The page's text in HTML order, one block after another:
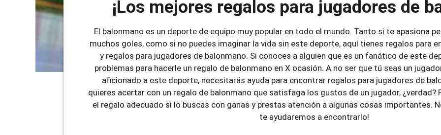
¡Los mejores regalos para jugadores de
El balonmano es un deporte de equipo muy popular en todo el mundo. Tanto si te apasiona
muchos goles, como si no puedes imaginar la vida sin este deporte, aquí tienes regalos para
y regalos para jugadores de balonmano. Si conoces a alguien que es un fanático de este
problemas para hacerle un regalo de balonmano en X ocasión. A no ser que tú seas un
aficionado a este deporte, necesitarás ayuda para encontrar regalos para jugadores de
quieres acertar con un regalo de balonmano que satisfaga los gustos de un jugador,
el regalo adecuado si lo buscas con ganas y prestas atención a algunas cosas importantes.
te ayudaremos a encontrarlo!